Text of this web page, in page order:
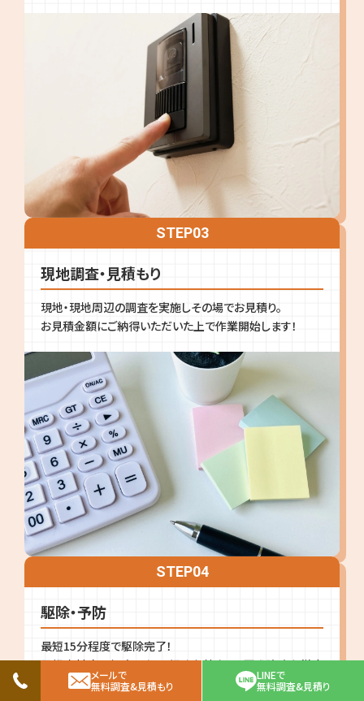
STEP03
現地調査・見積もり
現地・現地周辺の調査を実施しその場でお見積り。
お見積金額にご納得いただいた上で作業開始します！
STEP04
駆除・予防
最短15分程度で駆除完了！
屋根裏被害の場合は侵入経路を特定し、再発防止も徹底
します。
メールで
無料調査&見積もり
LINEで
無料調査&見積り